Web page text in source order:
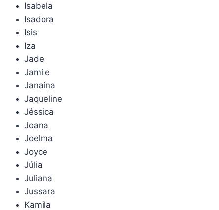
Isabela
Isadora
Isis
Iza
Jade
Jamile
Janaína
Jaqueline
Jéssica
Joana
Joelma
Joyce
Júlia
Juliana
Jussara
Kamila